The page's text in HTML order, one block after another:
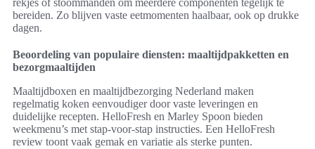
rekjes of stoommanden om meerdere componenten tegelijk te
bereiden. Zo blijven vaste eetmomenten haalbaar, ook op drukke
dagen.
Beoordeling van populaire diensten: maaltijdpakketten en
bezorgmaaltijden
Maaltijdboxen en maaltijdbezorging Nederland maken
regelmatig koken eenvoudiger door vaste leveringen en
duidelijke recepten. HelloFresh en Marley Spoon bieden
weekmenu’s met stap-voor-stap instructies. Een HelloFresh
review toont vaak gemak en variatie als sterke punten.